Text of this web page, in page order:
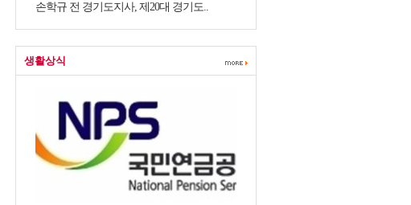
손학규 전 경기도지사, 제20대 경기도..
생활상식